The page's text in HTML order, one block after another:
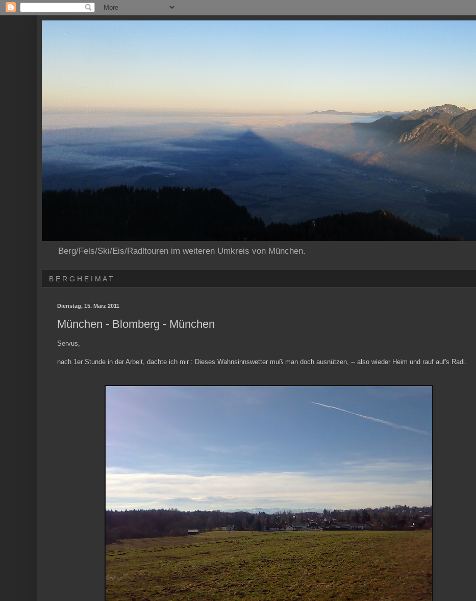
Berg/Fels/Ski/Eis/Radltouren im weiteren Umkreis von München.
B E R G H E I M A T
Dienstag, 15. März 2011
München - Blomberg - München
Servus,
nach 1er Stunde in der Arbeit, dachte ich mir : Dieses Wahnsinnswetter muß man doch ausnützen, -- also wieder Heim und rauf auf's Radl.